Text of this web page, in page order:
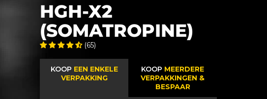
HGH-X2
(SOMATROPINE)
(65)
KOOP EEN ENKELE
VERPAKKING
KOOP MEERDERE
VERPAKKINGEN &
BESPAAR